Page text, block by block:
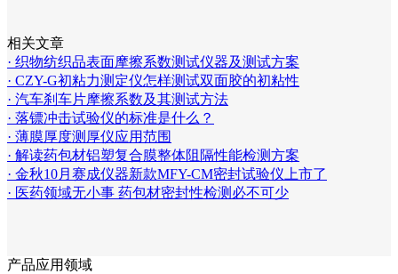
相关文章
· 织物纺织品表面摩擦系数测试仪器及测试方案
· CZY-G初粘力测定仪怎样测试双面胶的初粘性
· 汽车刹车片摩擦系数及其测试方法
· 落镖冲击试验仪的标准是什么？
· 薄膜厚度测厚仪应用范围
· 解读药包材铝塑复合膜整体阻隔性能检测方案
· 金秋10月赛成仪器新款MFY-CM密封试验仪上市了
· 医药领域无小事 药包材密封性检测必不可少
产品应用领域